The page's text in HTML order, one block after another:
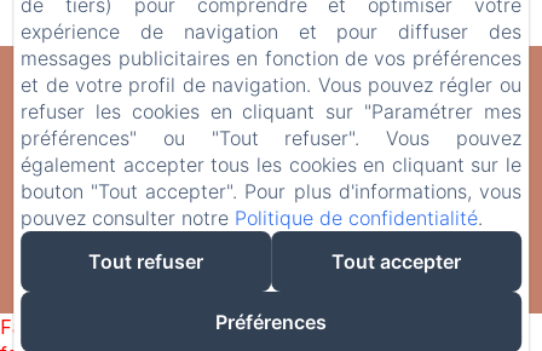
Domaine de Fontenelay
Mentions légales
Domaine de Fontenelay, Gezier & Fontenelay, 70700, France
cris.alix@orange.fr
+33 6 42 72 14 76
Le Domaine de Fontenelay
Failed to load BookingEngine/index: Loading chunk 1322
de tiers) pour comprendre et optimiser votre
expérience de navigation et pour diffuser des
messages publicitaires en fonction de vos préférences
et de votre profil de navigation. Vous pouvez régler ou
refuser les cookies en cliquant sur "Paramétrer mes
préférences" ou "Tout refuser". Vous pouvez
également accepter tous les cookies en cliquant sur le
bouton "Tout accepter". Pour plus d'informations, vous
pouvez consulter notre Politique de confidentialité.
Tout refuser
Tout accepter
Préférences